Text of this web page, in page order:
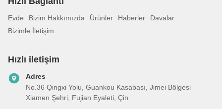
Evde Bizim Hakkımızda Ürünler Haberler
Davalar
Bizimle İletişim
Hızlı iletişim
Adres
No.36 Qingxi Yolu, Guankou Kasabası, Jimei Bölgesi
Xiamen Şehri, Fujian Eyaleti, Çin